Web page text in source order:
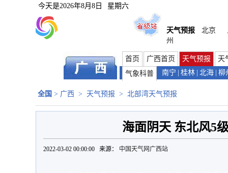
今天是2026年8月8日 星期六
天气预报 北京
州
首页 广西首页 天气预报
天
气象科普
南宁 桂林 北海 柳
全国 > 广西 > 天气预报 > 北部湾天气预报
海面阴天 东北风5
2022-03-02 00:00:00 来源： 中国天气网广西站